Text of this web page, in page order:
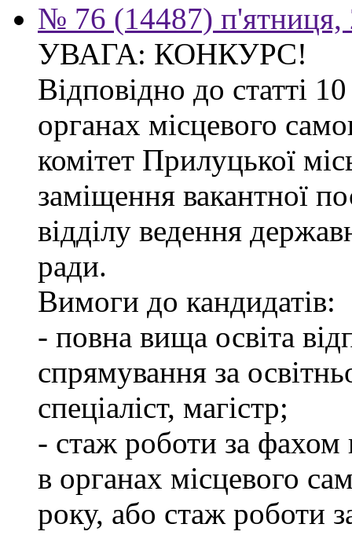
№ 76 (14487) п'ятниця,
УВАГА: КОНКУРС!
Відповідно до статті
органах місцевого
комітет Прилуцької
заміщення вакантної
відділу ведення
ради.
Вимоги до кандидатів:
- повна вища освіта
спрямування за
спеціаліст, магістр;
- стаж роботи за фахом
в органах місцевого
року, або стаж роботи